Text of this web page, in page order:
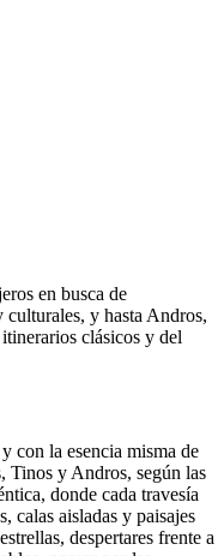
en busca de
culturales, y hasta Andros,
clásicos y del
con la esencia misma de
Tinos y Andros, según las
donde cada travesía
calas aisladas y paisajes
despertares frente a